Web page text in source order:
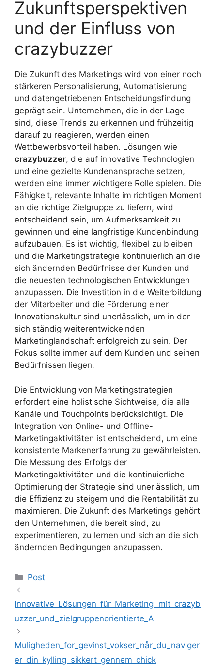
Zukunftsperspektiven
und der Einfluss von
crazybuzzer
Die Zukunft des Marketings wird von einer noch
stärkeren Personalisierung, Automatisierung
und datengetriebenen Entscheidungsfindung
geprägt sein. Unternehmen, die in der Lage
sind, diese Trends zu erkennen und frühzeitig
darauf zu reagieren, werden einen
Wettbewerbsvorteil haben. Lösungen wie
crazybuzzer, die auf innovative Technologien
und eine gezielte Kundenansprache setzen,
werden eine immer wichtigere Rolle spielen. Die
Fähigkeit, relevante Inhalte im richtigen Moment
an die richtige Zielgruppe zu liefern, wird
entscheidend sein, um Aufmerksamkeit zu
gewinnen und eine langfristige Kundenbindung
aufzubauen. Es ist wichtig, flexibel zu bleiben
und die Marketingstrategie kontinuierlich an die
sich ändernden Bedürfnisse der Kunden und
die neuesten technologischen Entwicklungen
anzupassen. Die Investition in die Weiterbildung
der Mitarbeiter und die Förderung einer
Innovationskultur sind unerlässlich, um in der
sich ständig weiterentwickelnden
Marketinglandschaft erfolgreich zu sein. Der
Fokus sollte immer auf dem Kunden und seinen
Bedürfnissen liegen.
Die Entwicklung von Marketingstrategien
erfordert eine holistische Sichtweise, die alle
Kanäle und Touchpoints berücksichtigt. Die
Integration von Online- und Offline-
Marketingaktivitäten ist entscheidend, um eine
konsistente Markenerfahrung zu gewährleisten.
Die Messung des Erfolgs der
Marketingaktivitäten und die kontinuierliche
Optimierung der Strategie sind unerlässlich, um
die Effizienz zu steigern und die Rentabilität zu
maximieren. Die Zukunft des Marketings gehört
den Unternehmen, die bereit sind, zu
experimentieren, zu lernen und sich an die sich
ändernden Bedingungen anzupassen.
Kategoriler
Post
Innovative_Lösungen_für_Marketing_mit_crazyb
uzzer_und_zielgruppenorientierte_A
Muligheden_for_gevinst_vokser_når_du_naviger
er_din_kylling_sikkert_gennem_chick